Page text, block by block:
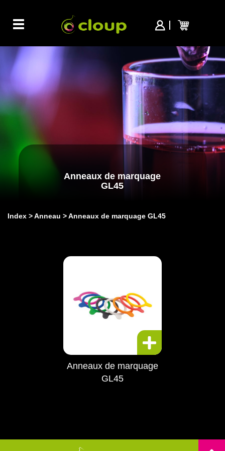
Toggle
navigation
Anneaux de marquage
GL45
Index Anneau Anneaux de marquage GL45
Anneaux de marquage
GL45